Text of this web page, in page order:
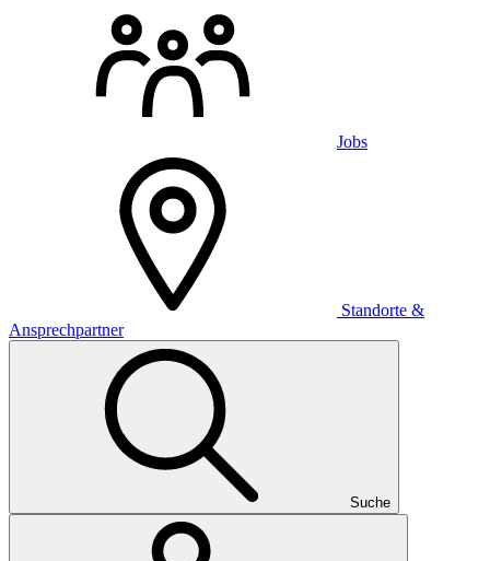
Jobs
Standorte &
Ansprechpartner
Suche